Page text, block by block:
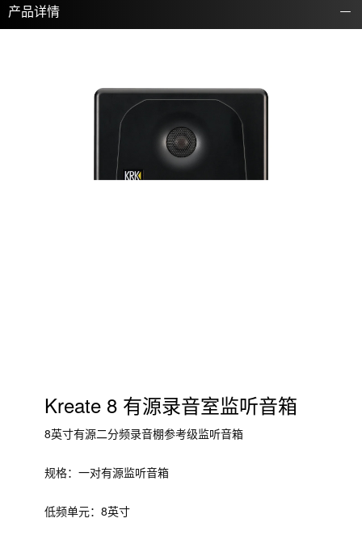
产品详情
Kreate 8 有源录音室监听音箱
8英寸有源二分频录音棚参考级监听音箱
规格：一对有源监听音箱
低频单元：8英寸